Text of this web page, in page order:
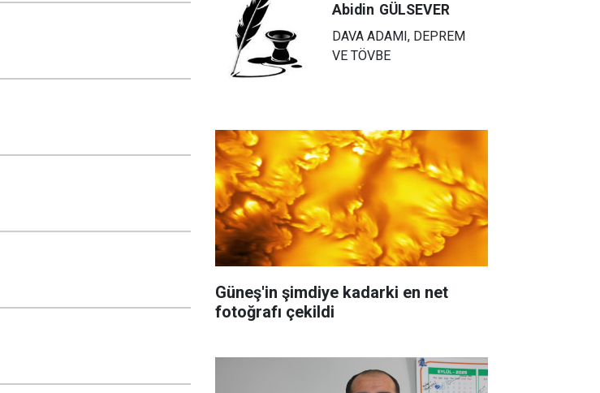
Abidin GÜLSEVER
DAVA ADAMI, DEPREM
VE TÖVBE
Güneş'in şimdiye kadarki en net
fotoğrafı çekildi